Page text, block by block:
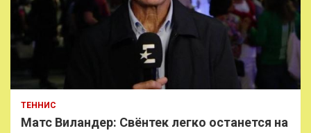
ТЕННИС
Матс Виландер: Свёнтек легко останется на